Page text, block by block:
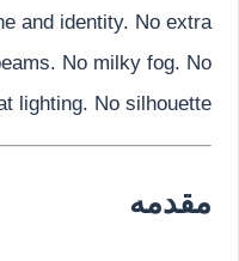
and identity. No extra
No milky fog. No
lighting. No silhouette.
مقدمه